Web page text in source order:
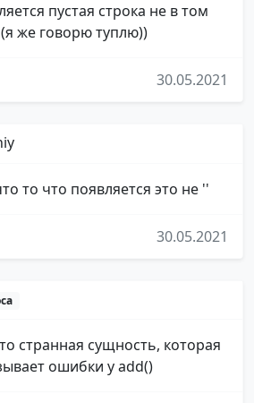
пустая строка не в том
же говорю туплю))
30.05.2021
то что появляется это не ''
30.05.2021
странная сущность, которая
ошибки у add()